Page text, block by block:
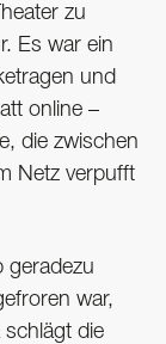
zu
Es war ein
und
online –
die zwischen
Netz verpufft
geradezu
war,
schlägt die